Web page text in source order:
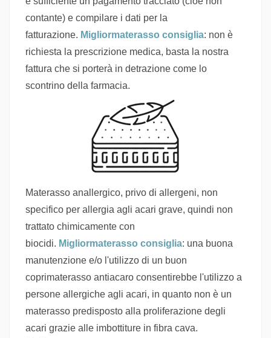
contante) e compilare i dati per la
fatturazione. Migliormaterasso consiglia: non è
richiesta la prescrizione medica, basta la nostra
fattura che si porterà in detrazione come lo
scontrino della farmacia.
Materasso anallergico, privo di allergeni, non
specifico per allergia agli acari grave, quindi non
trattato chimicamente con
biocidi. Migliormaterasso consiglia: una buona
manutenzione e/o l'utilizzo di un buon
coprimaterasso antiacaro consentirebbe l'utilizzo a
persone allergiche agli acari, in quanto non è un
materasso predisposto alla proliferazione degli
acari grazie alle imbottiture in fibra cava.